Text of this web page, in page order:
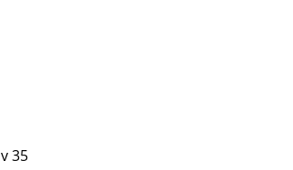
v 35